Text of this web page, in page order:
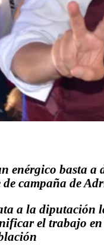
enérgico basta a
de campaña de
a la diputación
el trabajo